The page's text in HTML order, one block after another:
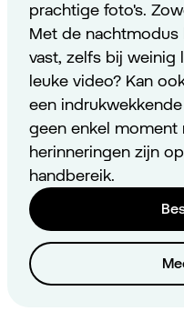
prachtige foto's.
Met de nachtmodus
vast, zelfs bij weinig
leuke video? Kan
een
geen enkel moment
herinneringen zijn
handbereik.